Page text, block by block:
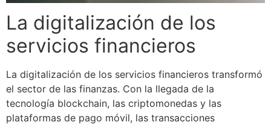
La digitalización de los
servicios financieros
La digitalización de los servicios financieros transformó
el sector de las finanzas. Con la llegada de la
tecnología blockchain, las criptomonedas y las
plataformas de pago móvil, las transacciones